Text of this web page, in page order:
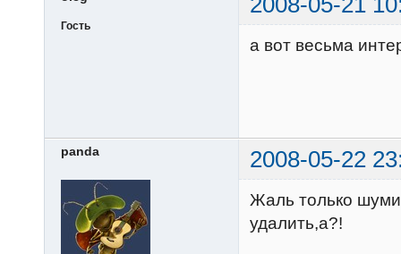
Гость
а вот весьма
panda 2008-05-22
Жаль только
удалить,а?!